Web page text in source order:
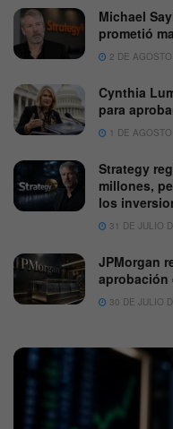
Michael
prometió
2 DE
Cynthia
para
1 DE
Strategy
millones,
los
31 DE JULIO
JPMorgan
aprobación
30 DE JULIO